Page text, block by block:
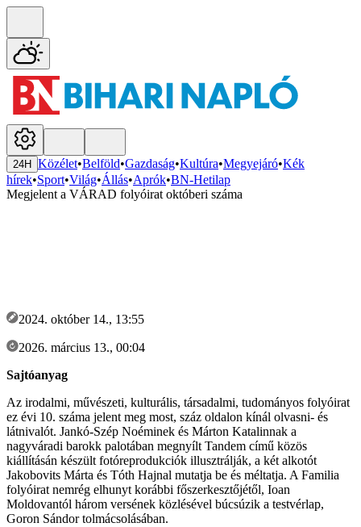
24H Közélet•Belföld•Gazdaság•Kultúra•Megyejáró•Kék
hírek•Sport•Világ•Állás•Aprók•BN-Hetilap
Megjelent a VÁRAD folyóirat októberi száma
2024. október 14., 13:55
2026. március 13., 00:04
Sajtóanyag
Az irodalmi, művészeti, kulturális, társadalmi, tudományos folyóirat
ez évi 10. száma jelent meg most, száz oldalon kínál olvasni- és
látnivalót. Jankó-Szép Noéminek és Márton Katalinnak a
nagyváradi barokk palotában megnyílt Tandem című közös
kiállításán készült fotóreprodukciók illusztrálják, a két alkotót
Jakobovits Márta és Tóth Hajnal mutatja be és méltatja. A Familia
folyóirat nemrég elhunyt korábbi főszerkesztőjétől, Ioan
Moldovantól három versének közlésével búcsúzik a testvérlap,
Goron Sándor tolmácsolásában.